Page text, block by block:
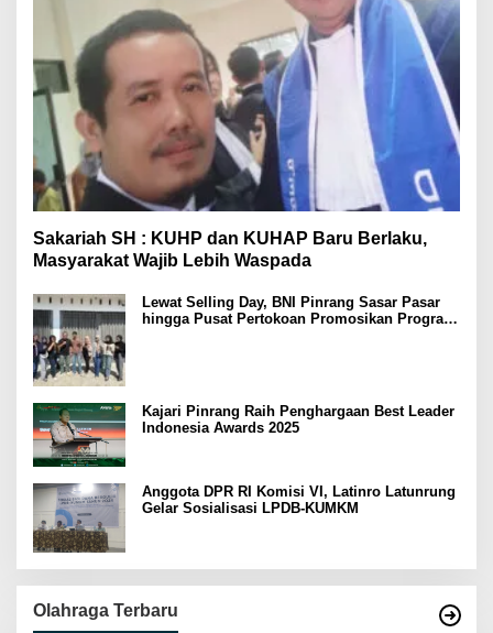
Sakariah SH : KUHP dan KUHAP Baru Berlaku,
Masyarakat Wajib Lebih Waspada
Lewat Selling Day, BNI Pinrang Sasar Pasar
hingga Pusat Pertokoan Promosikan Program
Kajari Pinrang Raih Penghargaan Best Leader
Indonesia Awards 2025
Anggota DPR RI Komisi VI, Latinro Latunrung
Gelar Sosialisasi LPDB-KUMKM
Olahraga Terbaru